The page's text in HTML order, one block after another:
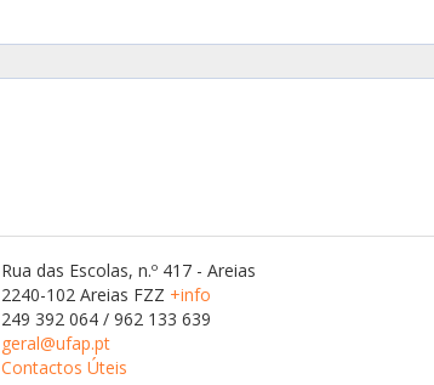
Rua das Escolas, n.º 417 - Areias
2240-102 Areias FZZ +info
249 392 064 / 962 133 639
geral@ufap.pt
Contactos Úteis